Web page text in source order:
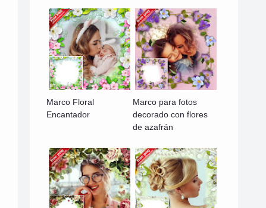
Marco Floral
Encantador
Marco para fotos
decorado con flores
de azafrán